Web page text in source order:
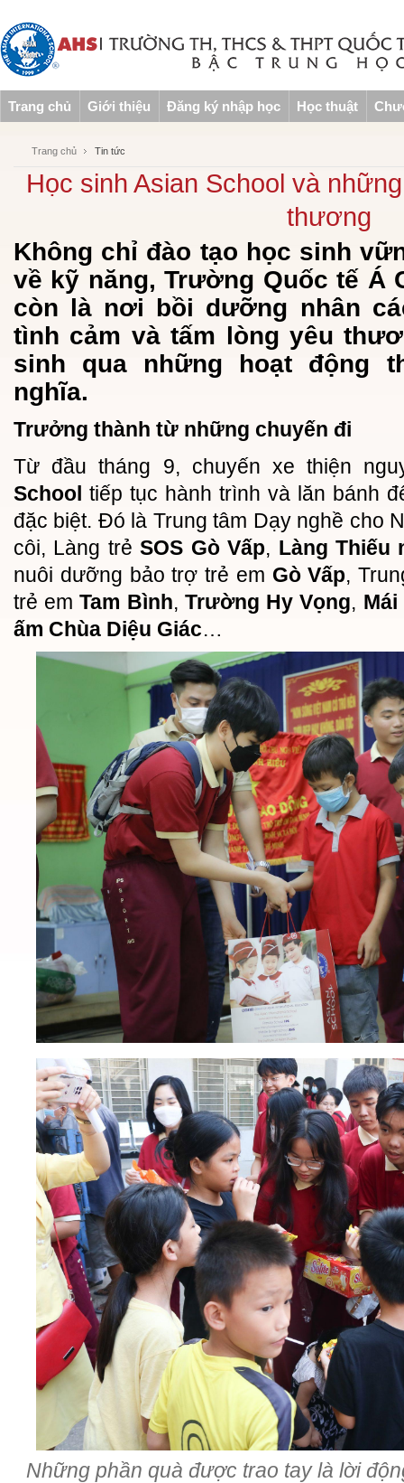
Trang chủ Giới thiệu Đăng ký nhập học Học thuật
Trang chủ Tin tức
Học sinh Asian School và
thương
Không chỉ đào tạo học sinh
về kỹ năng, Trường Quốc tế Á
còn là nơi bồi dưỡng nhân
tình cảm và tấm lòng yêu
sinh qua những hoạt động
nghĩa.
Trưởng thành từ những chuyến đi
Từ đầu tháng 9, chuyến xe thiện
School tiếp tục hành trình và lăn bánh
đặc biệt. Đó là Trung tâm Dạy nghề cho
côi, Làng trẻSOS Gò Vấp, Làng Thiếu
nuôi dưỡng bảo trợ trẻ em Gò Vấp,
trẻ emTam Bình, Trường Hy Vọng,
ấm Chùa Diệu Giác…
Những phần quà được trao tay là lời